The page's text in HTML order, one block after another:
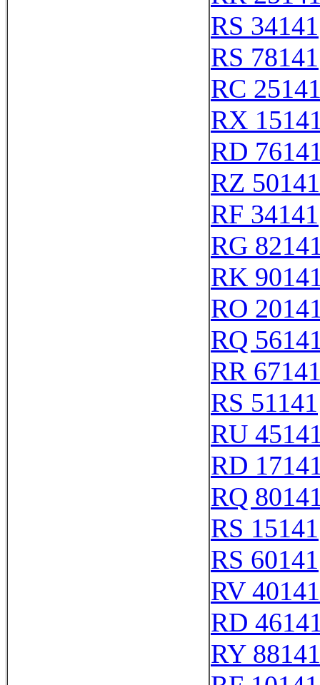
RS 34141
RS 78141
RC
RX
RD
RZ 50141
RF 34141
RG
RK
RO
RQ
RR
RS 51141
RU
RD
RQ
RS 15141
RS 60141
RV 40141
RD
RY 88141